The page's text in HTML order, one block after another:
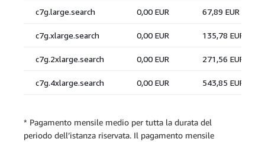
* Pagamento mensile medio per tutta la durata del
periodo dell’istanza riservata. Il pagamento mensile